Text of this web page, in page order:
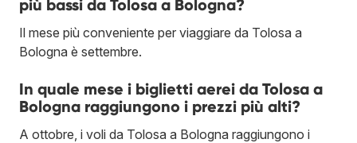
più bassi da Tolosa a Bologna?
Il mese più conveniente per viaggiare da Tolosa a
Bologna è settembre.
In quale mese i biglietti aerei da Tolosa a
Bologna raggiungono i prezzi più alti?
A ottobre, i voli da Tolosa a Bologna raggiungono i